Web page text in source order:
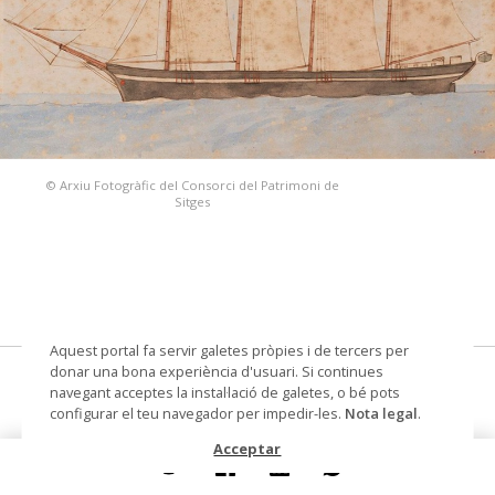
© Arxiu Fotogràfic del Consorci del Patrimoni de
Sitges
Goleta a quatre pals
dibuix
Aquest portal fa servir galetes pròpies i de tercers per
donar una bona experiència d'usuari. Si continues
navegant acceptes la instal·lació de galetes, o bé pots
configurar el teu navegador per impedir-les. Nota legal.
Acceptar